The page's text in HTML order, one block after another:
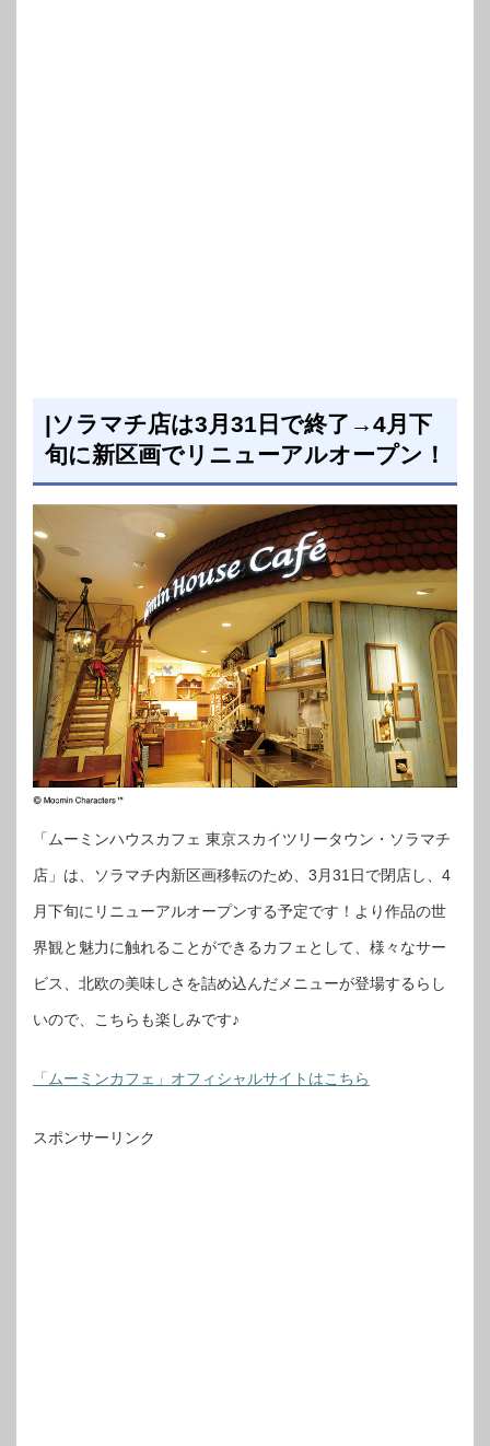
|ソラマチ店は3月31日で終了→4月下
旬に新区画でリニューアルオープン！
「ムーミンハウスカフェ 東京スカイツリータウン・ソラマチ
店」は、ソラマチ内新区画移転のため、3月31日で閉店し、4
月下旬にリニューアルオープンする予定です！より作品の世
界観と魅力に触れることができるカフェとして、様々なサー
ビス、北欧の美味しさを詰め込んだメニューが登場するらし
いので、こちらも楽しみです♪
「ムーミンカフェ」オフィシャルサイトはこちら
スポンサーリンク